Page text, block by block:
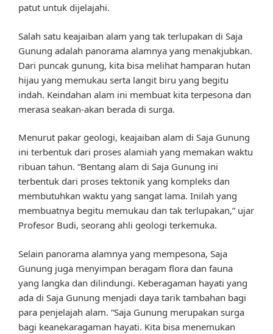
patut untuk dijelajahi.
Salah satu keajaiban alam yang tak terlupakan di Saja
Gunung adalah panorama alamnya yang menakjubkan.
Dari puncak gunung, kita bisa melihat hamparan hutan
hijau yang memukau serta langit biru yang begitu
indah. Keindahan alam ini membuat kita terpesona dan
merasa seakan-akan berada di surga.
Menurut pakar geologi, keajaiban alam di Saja Gunung
ini terbentuk dari proses alamiah yang memakan waktu
ribuan tahun. “Bentang alam di Saja Gunung ini
terbentuk dari proses tektonik yang kompleks dan
membutuhkan waktu yang sangat lama. Inilah yang
membuatnya begitu memukau dan tak terlupakan,” ujar
Profesor Budi, seorang ahli geologi terkemuka.
Selain panorama alamnya yang mempesona, Saja
Gunung juga menyimpan beragam flora dan fauna
yang langka dan dilindungi. Keberagaman hayati yang
ada di Saja Gunung menjadi daya tarik tambahan bagi
para penjelajah alam. “Saja Gunung merupakan surga
bagi keanekaragaman hayati. Kita bisa menemukan